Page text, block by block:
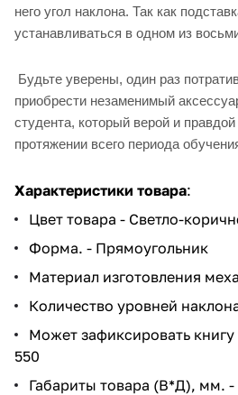
него угол наклона. Так как
устанавливаться в одном из
Будьте уверены, один раз
приобрести незаменимый
студента, который верой и
протяжении всего периода
Характеристики товара:
Цвет товара - Светло-
Форма. - Прямоугольник
Материал изготовления
Количество уровней
Может зафиксировать
550
Габариты товара (В*Д), мм. -